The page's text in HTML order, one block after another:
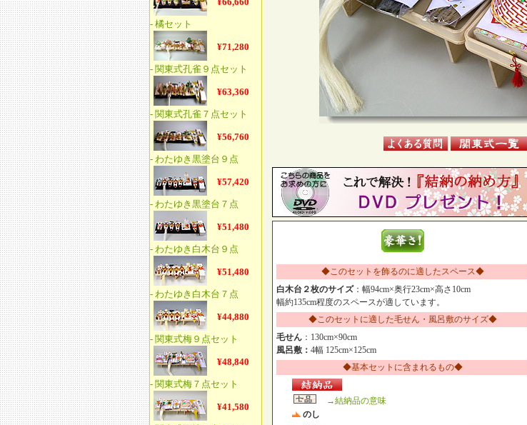
◆このセットを飾るのに適したスペース◆
白木台２枚のサイズ：幅94cm×奥行23cm×高さ10cm
幅約135cm程度のスペースが適しています。
◆このセットに適した毛せん・風呂敷のサイズ◆
毛せん ：130cm×90cm
風呂敷： 4幅 125cm×125cm
◆基本セットに含まれるもの◆
→結納品の意味
のし